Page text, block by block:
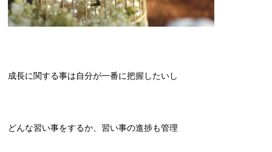
成長に関する事は自分が一番に把握したいし
どんな習い事をするか、習い事の進捗も管理